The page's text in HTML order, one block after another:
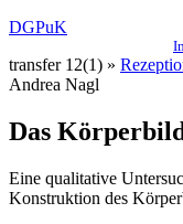
DGPuK
transfer 12(1) »
Andrea Nagl
Das
Eine qualitative
Konstruktion des